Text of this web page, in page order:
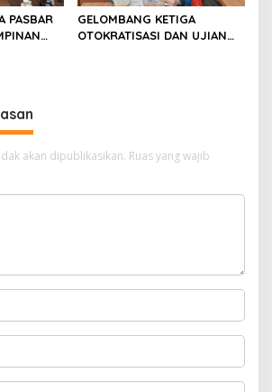
PASBAR
GELOMBANG KETIGA
OTOKRATISASI DAN UJIAN
akan dipublikasikan. Ruas yang wajib